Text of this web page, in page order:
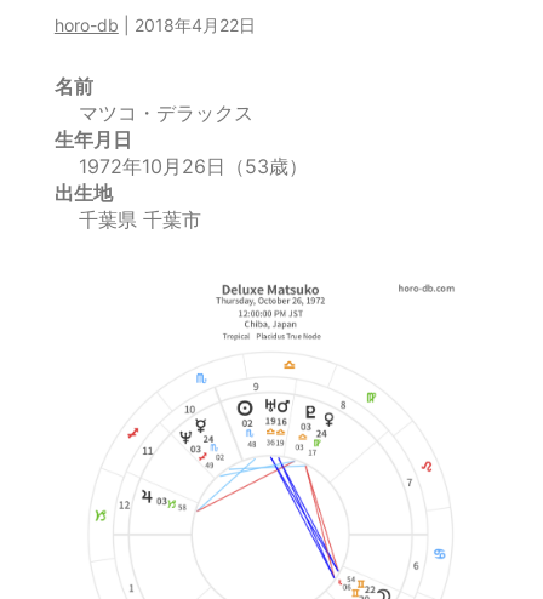
horo-db 2018年4月22日
名前
マツコ・デラックス
生年月日
1972年10月26日（53歳）
出生地
千葉県 千葉市